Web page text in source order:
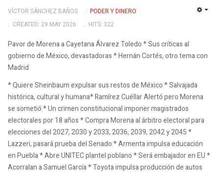
VÍCTOR SÁNCHEZ BAÑOS
PODER Y DINERO
CREATED: 29 MAY 2026
HITS: 322
Pavor de Morena a Cayetana Álvarez Toledo * Sus críticas al
gobierno de México, devastadoras * Hernán Cortés, otro tema con
Madrid
* Quiere Sheinbaum expulsar sus restos de México * Salvajada
histórica, cultural y humana* Ramírez Cuéllar Alertó pero Morena
se sometió * Un crimen constitucional imponer magistrados
electorales por 18 años * Compra Morena al árbitro electoral para
elecciones del 2027, 2030 y 2033, 2036, 2039, 2042 y 2045 *
Lazzeri, pasará prueba del Senado * Armenta impulsa educación
en Puebla * Abre UNITEC plantel poblano * Será embajador en EU *
Acorralan a Samuel García * Toyota impulsa producción de autos